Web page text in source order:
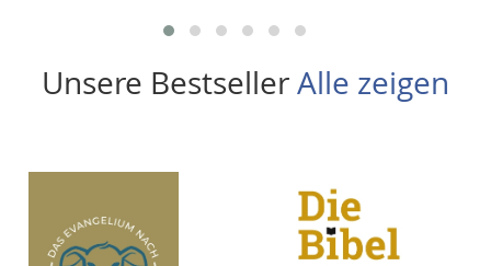
Unsere BestsellerAlle zeigen